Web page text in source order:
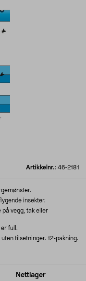
Artikkelnr.: 46-2181
Nettlager
insekter.
på vegg, tak eller
full.
tilsetninger. 12-pakning.